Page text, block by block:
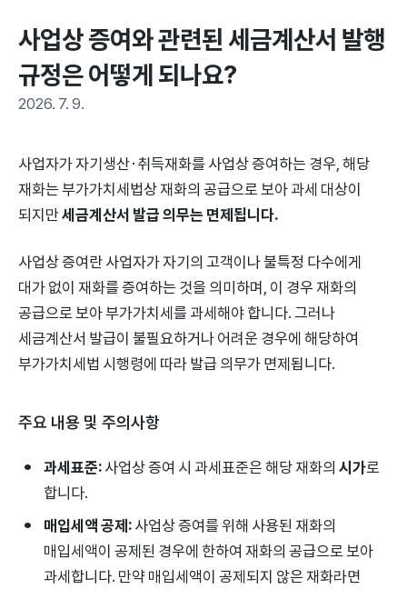
사업상 증여와 관련된 세금계산서 발행
규정은 어떻게 되나요?
2026. 7. 9.
사업자가 자기생산·취득재화를 사업상 증여하는 경우, 해당
재화는 부가가치세법상 재화의 공급으로 보아 과세 대상이
되지만세금계산서 발급 의무는 면제됩니다.
사업상 증여란 사업자가 자기의 고객이나 불특정 다수에게
대가 없이 재화를 증여하는 것을 의미하며, 이 경우 재화의
공급으로 보아 부가가치세를 과세해야 합니다. 그러나
세금계산서 발급이 불필요하거나 어려운 경우에 해당하여
부가가치세법 시행령에 따라 발급 의무가 면제됩니다.
주요 내용 및 주의사항
과세표준:사업상 증여 시 과세표준은 해당 재화의 시가로
합니다.
매입세액 공제:사업상 증여를 위해 사용된 재화의
매입세액이 공제된 경우에 한하여 재화의 공급으로 보아
과세합니다. 만약 매입세액이 공제되지 않은 재화라면